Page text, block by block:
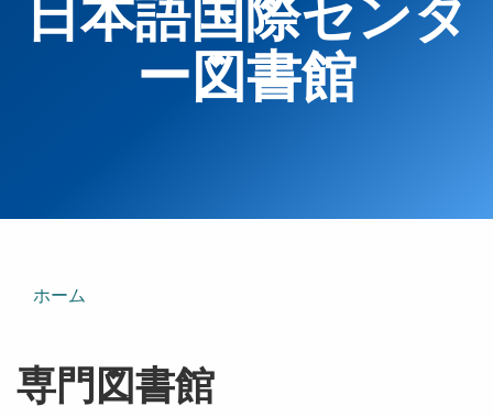
日本語国際センタ
ー図書館
ホーム
専門図書館